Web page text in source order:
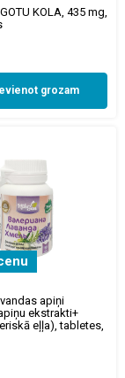
KOLA, 435 mg,
grozam
apiņi
ekstrakti+
eļļa), tabletes,